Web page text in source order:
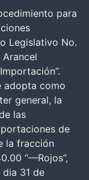
para
Legislativo No.
adopta como
general, la
las
de
la fracción
“—Rojos”,
31 de